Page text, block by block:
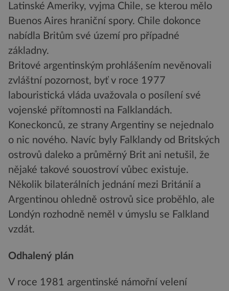
Latinské Ameriky, vyjma Chile, se kterou mělo
Buenos Aires hraniční spory. Chile dokonce
nabídla Britům své území pro případné
základny.
Britové argentinským prohlášením nevěnovali
zvláštní pozornost, byť v roce 1977
labouristická vláda uvažovala o posílení své
vojenské přítomnosti na Falklandách.
Koneckonců, ze strany Argentiny se nejednalo
o nic nového. Navíc byly Falklandy od Britských
ostrovů daleko a průměrný Brit ani netušil, že
nějaké takové souostroví vůbec existuje.
Několik bilaterálních jednání mezi Británií a
Argentinou ohledně ostrovů sice proběhlo, ale
Londýn rozhodně neměl v úmyslu se Falkland
vzdát.
Odhalený plán
V roce 1981 argentinské námořní velení